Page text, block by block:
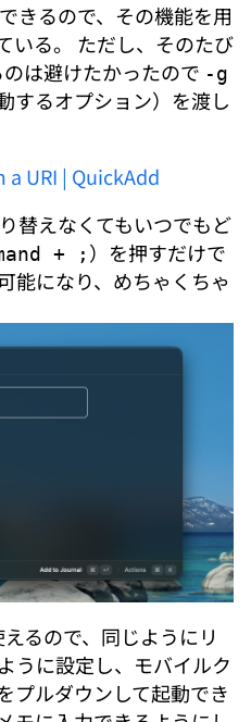
きるので、その機能を用
いる。 ただし、そのたび
は避けたかったので -g
するオプション）を渡し
URI | QuickAdd
替えなくてもいつでもど
+ ; ）を押すだけで
能になり、めちゃくちゃ
るので、同じようにリ
うに設定し、モバイルク
プルダウンして起動でき